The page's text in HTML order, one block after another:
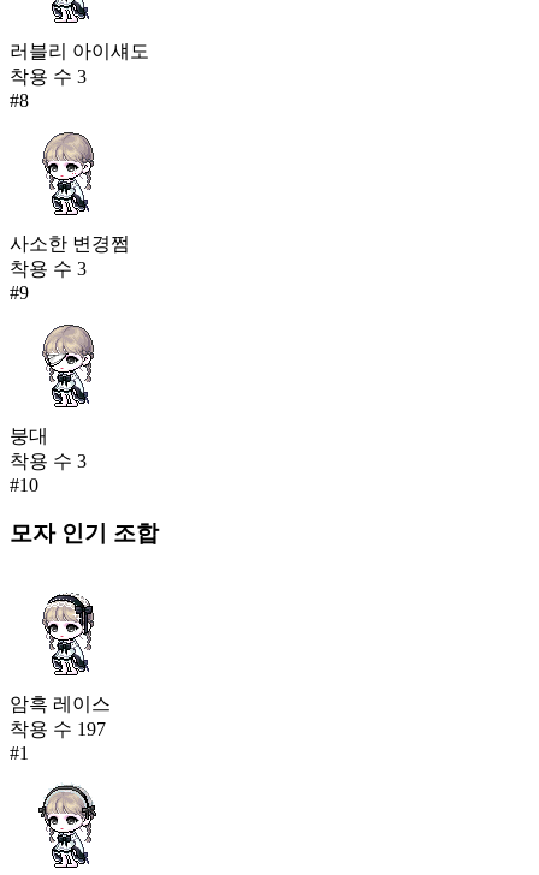
러블리 아이섀도
착용 수 3
#8
사소한 변경쩜
착용 수 3
#9
붕대
착용 수 3
#10
모자인기 조합
암흑 레이스
착용 수 197
#1